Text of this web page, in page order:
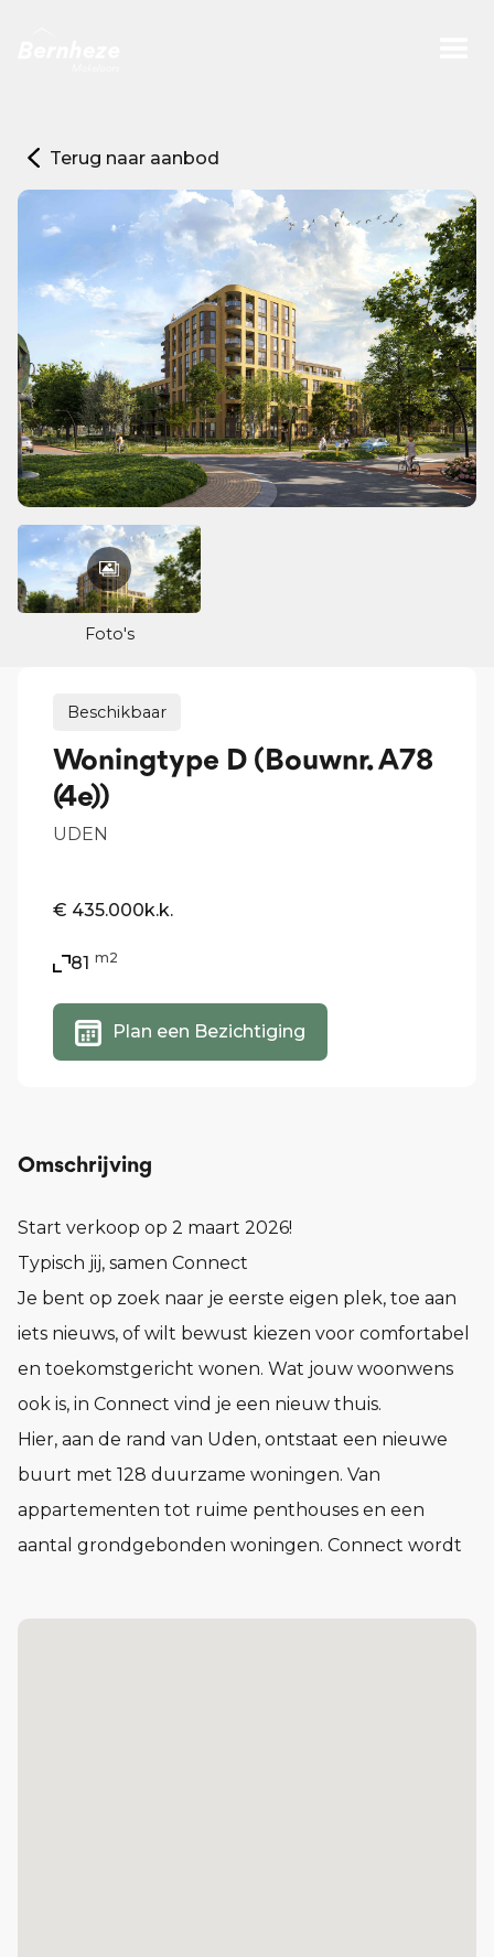
Terug naar aanbod
Foto's
Beschikbaar
Woningtype D (Bouwnr. A78
(4e))
UDEN
€ 435.000k.k.
81 m2
Plan een Bezichtiging
Omschrijving
Start verkoop op 2 maart 2026!
Typisch jij, samen Connect
Je bent op zoek naar je eerste eigen plek, toe aan
iets nieuws, of wilt bewust kiezen voor comfortabel
en toekomstgericht wonen. Wat jouw woonwens
ook is, in Connect vind je een nieuw thuis.
Hier, aan de rand van Uden, ontstaat een nieuwe
buurt met 128 duurzame woningen. Van
appartementen tot ruime penthouses en een
aantal grondgebonden woningen. Connect wordt
kent, nog voor je er woont.